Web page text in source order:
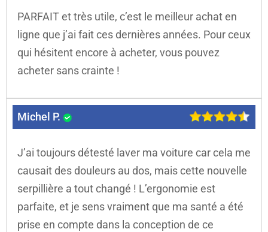
PARFAIT et très utile, c’est le meilleur achat en
ligne que j’ai fait ces dernières années. Pour ceux
qui hésitent encore à acheter, vous pouvez
acheter sans crainte !
Michel P.
J’ai toujours détesté laver ma voiture car cela me
causait des douleurs au dos, mais cette nouvelle
serpillière a tout changé ! L’ergonomie est
parfaite, et je sens vraiment que ma santé a été
prise en compte dans la conception de ce